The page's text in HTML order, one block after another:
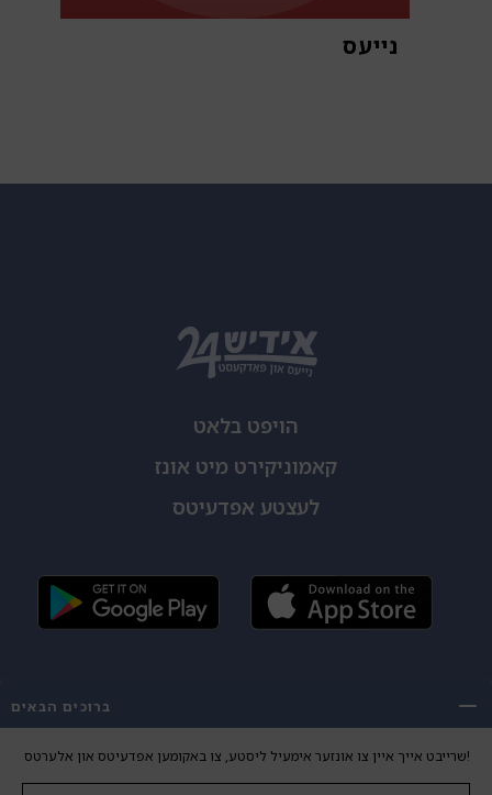
נייעס
הויפט בלאט
קאמוניקירט מיט אונז
לעצטע אפדעיטס
Copyright 2026 Yiddish24. All Rights Reserved.
DESIGN DEVELOPMENT
ברוכים הבאים
שרייבט אייך איין צו אונזער אימעיל ליסטע, צו באקומען אפדעיטס און אלערטס!